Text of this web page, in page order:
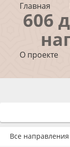
Главная
О проекте
606
Все направления